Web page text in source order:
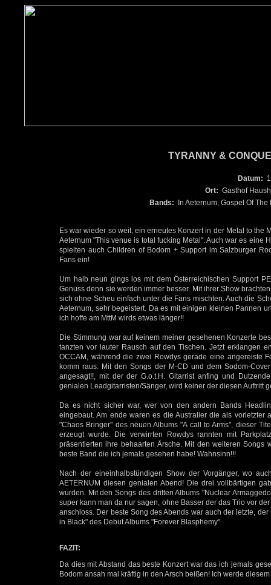
TYRANNY &
Datum:
Ort: Gasthof
Bands:
In Aeternum, Gospel Of
Es war wieder so weit, ein erneutes Konzert in der Metal to
Aeternum "This venue is total fucking Metal". Auch war es eine
spielten auch Children of Bodom + Support im Salzburger
Fans ein!
Um halb neun gings los mit dem Österreichischen Support
Genuss denn sie werden immer besser. Mit ihrer Show
sich ohne Scheu einfach unter die Fans mischten. Auch die
Aeternum, sehr begeistert. Da es mit einigen kleinen Pannen
ich hoffe am MttM wirds etwas länger!!
Die Stimmung war auf keinem meiner gesehenen Konzerte
tanzten vor lauter Rausch auf den Tischen. Jetzt erklangen
OCCAM, während die zwei Rowdys gerade eine angereiste
komm raus. Mit den Songs der M-CD und dem Sodom-
angesagt!!, mit der der G.o.t.H. Gitarrist anfing und
genialen Leadgitarristen/Sänger, wird keiner der diesen Auftritt
Da es nicht sicher war, wer von den andern Bands
eingebaut. Am ende waren es die Australier die als vorletzter
"Chaos Bringer" des neuen Albums "A call to Arms", dieser
erzeugt wurde. Die verwirrten Rowdys rannten mit
präsentierten ihre behaarten Ärsche. Mit den weiteren Songs
beste Band die ich jemals gesehen habe! Wahnsinn!!!
Nach der eineinhalbstündigen Show der Vorgänger, wo
AETERNUM diesen genialen Abend! Die drei vollbärtigen
wurden. Mit den Songs des dritten Albums "Nuclear
super kann man da nur sagen, ohne Basser der das Trio vor
anschloss. Der beste Song des Abends war auch der letzte,
in Black" des Debüt Albums "Forever Blasphemy".
FAZIT:
Da dies mit Abstand das beste Konzert war das ich jemals
Bodom ansah mal kräftig in den Arsch beißen! Ich werde